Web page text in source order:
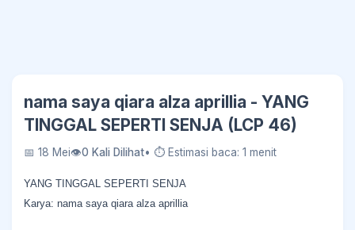
nama saya qiara alza aprillia - YANG
TINGGAL SEPERTI SENJA (LCP 46)
📅 18 Mei👁0 Kali Dilihat• ⏱ Estimasi baca: 1 menit
YANG TINGGAL SEPERTI SENJA
Karya: nama saya qiara alza aprillia